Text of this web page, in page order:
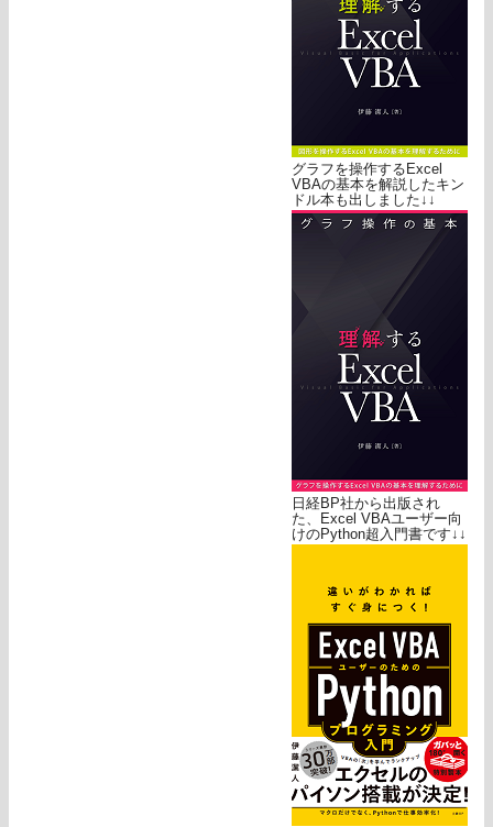
グラフを操作するExcel
VBAの基本を解説したキン
ドル本も出しました↓↓
日経BP社から出版され
た、Excel VBAユーザー向
けのPython超入門書です↓↓